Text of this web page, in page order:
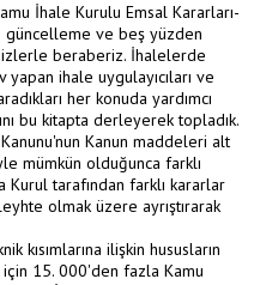
İhale Kurulu Emsal Kararları-
güncelleme ve beş yüzden
beraberiz. İhalelerde
ihale uygulayıcıları ve
her konuda yardımcı
bu kitapta derleyerek topladık.
Kanun maddeleri alt
mümkün olduğunca farklı
Kurul tarafından farklı kararlar
olmak üzere ayrıştırarak
kısımlarına ilişkin hususların
15. 000'den fazla Kamu